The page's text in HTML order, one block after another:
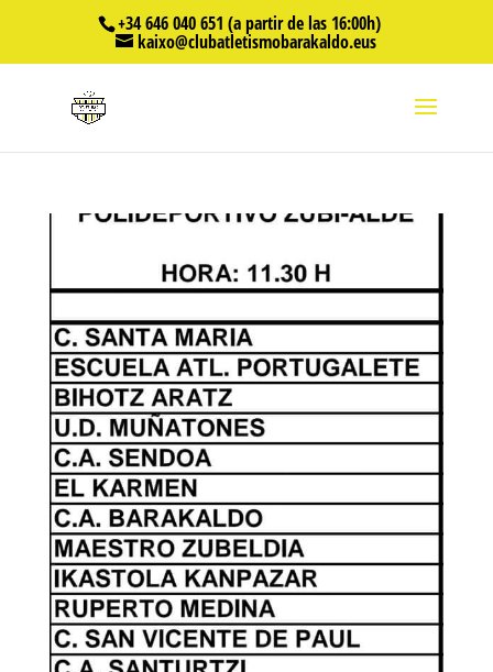
+34 646 040 651 (a partir de las 16:00h)
kaixo@clubatletismobarakaldo.eus